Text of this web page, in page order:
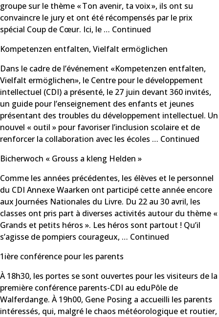
groupe sur le thème « Ton avenir, ta voix », ils ont su
convaincre le jury et ont été récompensés par le prix
spécial Coup de Cœur. Ici, le … Continued
Kompetenzen entfalten, Vielfalt ermöglichen
Dans le cadre de l’événement «Kompetenzen entfalten,
Vielfalt ermöglichen», le Centre pour le développement
intellectuel (CDI) a présenté, le 27 juin devant 360 invités,
un guide pour l’enseignement des enfants et jeunes
présentant des troubles du développement intellectuel. Un
nouvel « outil » pour favoriser l’inclusion scolaire et de
renforcer la collaboration avec les écoles … Continued
Bicherwoch « Grouss a kleng Helden »
Comme les années précédentes, les élèves et le personnel
du CDI Annexe Waarken ont participé cette année encore
aux Journées Nationales du Livre. Du 22 au 30 avril, les
classes ont pris part à diverses activités autour du thème «
Grands et petits héros ». Les héros sont partout ! Qu’il
s’agisse de pompiers courageux, … Continued
1ière conférence pour les parents
À 18h30, les portes se sont ouvertes pour les visiteurs de la
première conférence parents-CDI au eduPôle de
Walferdange. À 19h00, Gene Posing a accueilli les parents
intéressés, qui, malgré le chaos météorologique et routier,